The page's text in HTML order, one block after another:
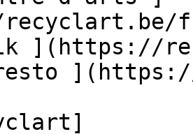
](https://